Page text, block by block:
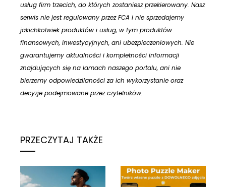
usług firm trzecich, do których zostaniesz przekierowany. Nasz
serwis nie jest regulowany przez FCA i nie sprzedajemy
jakichkolwiek produktów i usług, w tym produktów
finansowych, inwestycyjnych, ani ubezpieczeniowych. Nie
gwarantujemy aktualności i kompletności informacji
znajdujących się na łamach naszego portalu, ani nie
bierzemy odpowiedzilaności za ich wykorzystanie oraz
decyzje podejmowane przez czytelników.
PRZECZYTAJ TAKŻE